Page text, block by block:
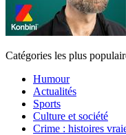
Catégories les plus
Humour
Actualités
Sports
Culture et société
Crime : histoires